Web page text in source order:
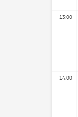
13:00
14:00